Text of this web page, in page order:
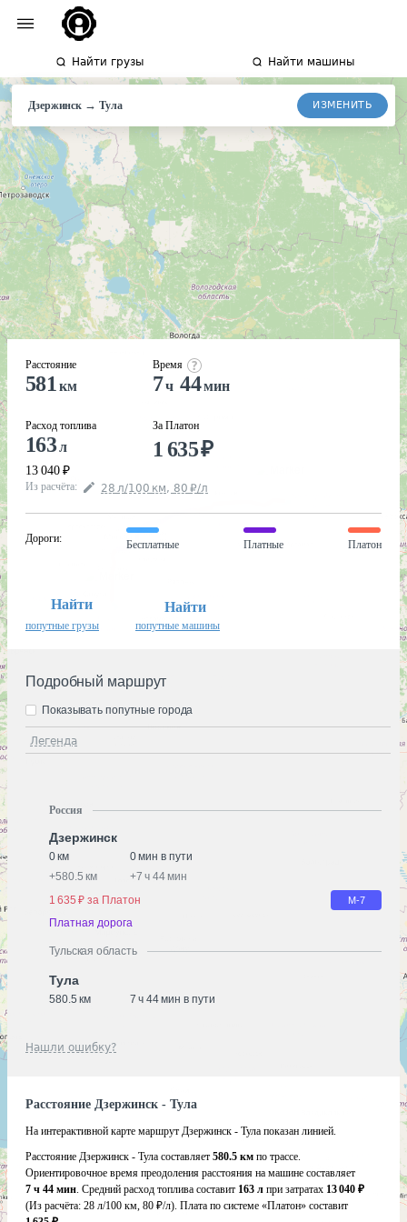
Найти грузы Найти машины
Дзержинск → Тула ИЗМЕНИТЬ
Расстояние
581 км
Расход топлива
163л
13 040 ₽
Время
7ч 44мин
За Платон
1 635₽
Из расчёта: 28 л/100 км, 80 ₽/л
Дороги:
Бесплатные Платные Платон
Найти
попутные грузы
Найти
попутные машины
Подробный маршрут
Легенда
Показывать попутные города
Россия
Дзержинск
0 км
0 мин в пути
+580.5 км +7 ч 44 мин
1 635 ₽ за Платон
М-7
Платная дорога
Тульская область
Тула
580.5 км 7 ч 44 мин в пути
Нашли ошибку?
Расстояние Дзержинск - Тула
На интерактивной карте маршрут Дзержинск - Тула показан линией.
Расстояние Дзержинск - Тула составляет 580.5 км по трассе.
Ориентировочное время преодоления расстояния на машине составляет
7 ч 44 мин. Средний расход топлива составит 163 л при затратах 13 040 ₽
(Из расчёта: 28 л/100 км, 80 ₽/л). Плата по системе «Платон» составит